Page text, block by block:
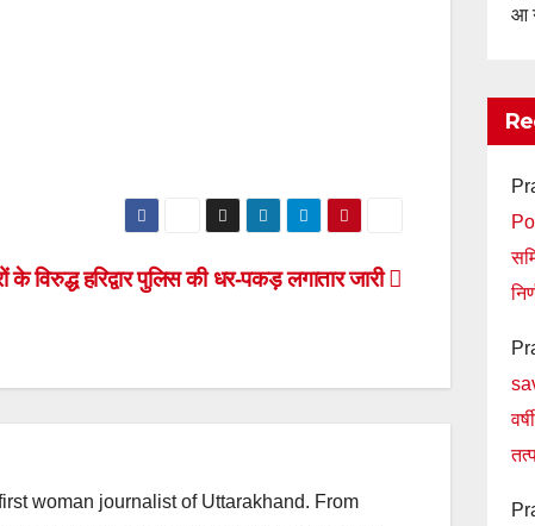
के विरुद्ध हरिद्वार पुलिस की धर-पकड़ लगातार जारी
woman journalist of Uttarakhand. From
आ